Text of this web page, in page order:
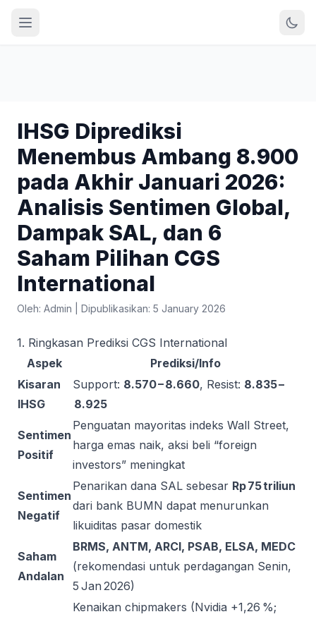
IHSG Diprediksi
Menembus Ambang 8.900
pada Akhir Januari 2026:
Analisis Sentimen Global,
Dampak SAL, dan 6
Saham Pilihan CGS
International
Oleh: Admin Dipublikasikan: 5 January 2026
1. Ringkasan Prediksi CGS International
Aspek
Prediksi/Info
Kisaran
IHSG
Support: 8.570 – 8.660, Resist: 8.835 –
8.925
Sentimen
Positif
Penguatan mayoritas indeks Wall Street,
harga emas naik, aksi beli “foreign
investors” meningkat
Sentimen
Negatif
Penarikan dana SAL sebesar Rp 75 triliun
dari bank BUMN dapat menurunkan
likuiditas pasar domestik
Saham
Andalan
BRMS, ANTM, ARCI, PSAB, ELSA, MEDC
(rekomendasi untuk perdagangan Senin,
5 Jan 2026)
Kenaikan chipmakers (Nvidia +1,26 %;